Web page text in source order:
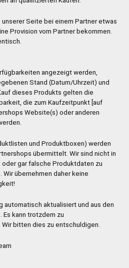
Seite bei einem Partner etwas
Provision vom Partner bekommen.
angezeigt werden,
Stand (Datum/Uhrzeit) und
dieses Produkts gelten die
die zum Kaufzeitpunkt [auf
Website(s) oder anderen
und Produktboxen) werden
übermittelt. Wir sind nicht in
gar falsche Produktdaten zu
übernehmen daher keine
automatisch aktualisiert und aus den
Es kann trotzdem zu
bitten dies zu entschuldigen.